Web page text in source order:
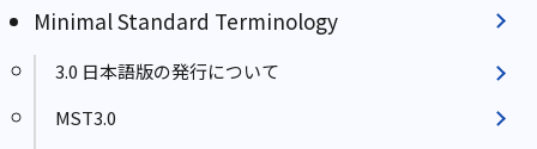
Minimal Standard Terminology
3.0 日本語版の発行について
MST3.0